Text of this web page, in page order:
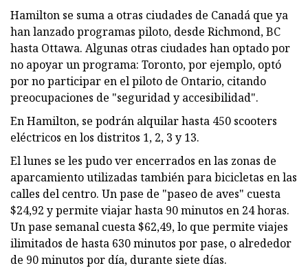
Hamilton se suma a otras ciudades de Canadá que ya
han lanzado programas piloto, desde Richmond, BC
hasta Ottawa. Algunas otras ciudades han optado por
no apoyar un programa: Toronto, por ejemplo, optó
por no participar en el piloto de Ontario, citando
preocupaciones de "seguridad y accesibilidad".
En Hamilton, se podrán alquilar hasta 450 scooters
eléctricos en los distritos 1, 2, 3 y 13.
El lunes se les pudo ver encerrados en las zonas de
aparcamiento utilizadas también para bicicletas en las
calles del centro. Un pase de "paseo de aves" cuesta
$24,92 y permite viajar hasta 90 minutos en 24 horas.
Un pase semanal cuesta $62,49, lo que permite viajes
ilimitados de hasta 630 minutos por pase, o alrededor
de 90 minutos por día, durante siete días.